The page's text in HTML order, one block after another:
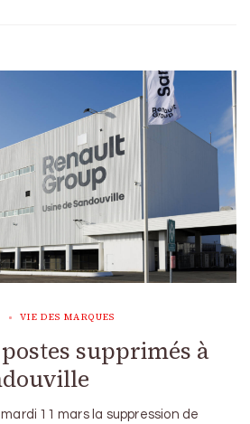
VIE DES MARQUES
supprimés à
11 mars la suppression de